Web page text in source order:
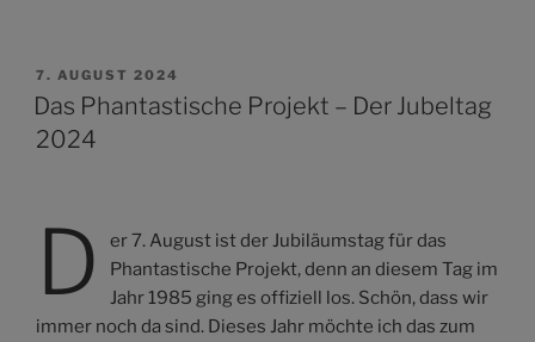
VERÖFFENTLICHT
AM
7. AUGUST 2024
Das Phantastische Projekt – Der Jubeltag
2024
D
er 7. August ist der Jubiläumstag für das
Phantastische Projekt, denn an diesem Tag im
Jahr 1985 ging es offiziell los. Schön, dass wir
immer noch da sind. Dieses Jahr möchte ich das zum